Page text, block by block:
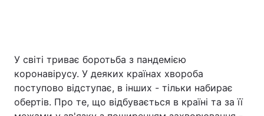
У світі триває боротьба з пандемією
коронавірусу. У деяких країнах хвороба
поступово відступає, в інших - тільки набирає
обертів. Про те, що відбувається в країні та за її